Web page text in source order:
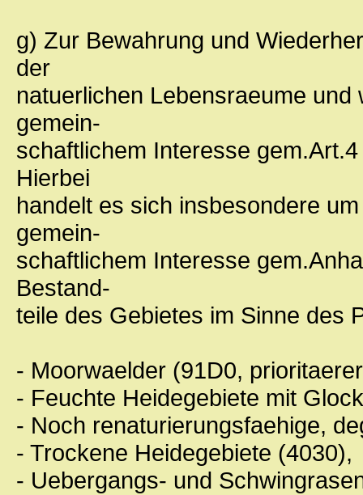
g) Zur Bewahrung und
der
natuerlichen Lebensraeume
gemein-
schaftlichem Interesse
Hierbei
handelt es sich insbesondere
gemein-
schaftlichem Interesse
Bestand-
teile des Gebietes im Sinne des
- Moorwaelder (91D0,
- Feuchte Heidegebiete mit
- Noch renaturierungsfaehige,
- Trockene Heidegebiete (4030),
- Uebergangs- und